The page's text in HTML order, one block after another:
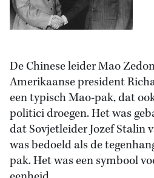
De Chinese leider Mao
Amerikaanse president
een typisch Mao-pak, dat
politici droegen. Het was
dat Sovjetleider Jozef Stalin
was bedoeld als de
pak. Het was een symbool